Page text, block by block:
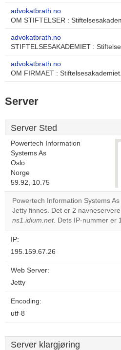
advokatbrath.no
OM STIFTELSER :
advokatbrath.no
STIFTELSESAKADEMIET :
advokatbrath.no
OM FIRMAET :
Server
Server Sted
Powertech Information
Systems As
Oslo
Norge
59.92, 10.75
Powertech Information Systems
Jetty finnes. Det er 2
ns1.idium.net. Dets IP-nummer er
IP:
195.159.67.26
Web Server:
Jetty
Encoding:
utf-8
Server klargjøring